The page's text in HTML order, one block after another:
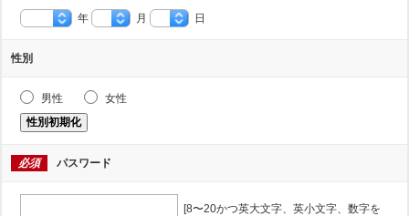
年 月 日
性別
男性
女性
性別初期化
必須 パスワード
[8〜20かつ英大文字、英小文字、数字を